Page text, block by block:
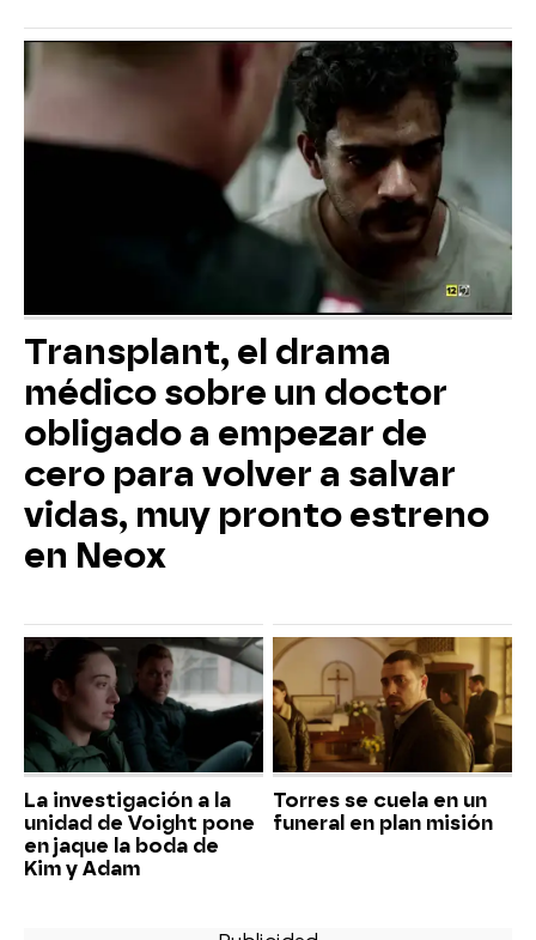
Transplant, el drama
médico sobre un doctor
obligado a empezar de
cero para volver a salvar
vidas, muy pronto estreno
en Neox
La investigación a la
unidad de Voight pone
en jaque la boda de
Kim y Adam
Torres se cuela en un
funeral en plan misión